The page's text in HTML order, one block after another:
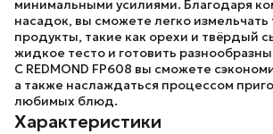
минимальными усилиями. Благодаря
насадок, вы сможете легко
продукты, такие как орехи и твёрдый
жидкое тесто и готовить
С REDMOND FP608 вы сможете
а также наслаждаться процессом
любимых блюд.
Характеристики